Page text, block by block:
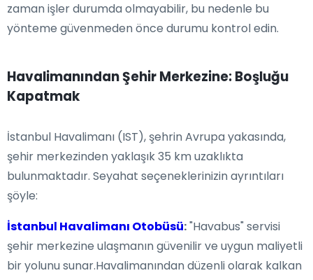
zaman işler durumda olmayabilir, bu nedenle bu
yönteme güvenmeden önce durumu kontrol edin.
Havalimanından Şehir Merkezine: Boşluğu
Kapatmak
İstanbul Havalimanı (IST), şehrin Avrupa yakasında,
şehir merkezinden yaklaşık 35 km uzaklıkta
bulunmaktadır. Seyahat seçeneklerinizin ayrıntıları
şöyle:
İstanbul Havalimanı Otobüsü:"Havabus" servisi
şehir merkezine ulaşmanın güvenilir ve uygun maliyetli
bir yolunu sunar.Havalimanından düzenli olarak kalkan